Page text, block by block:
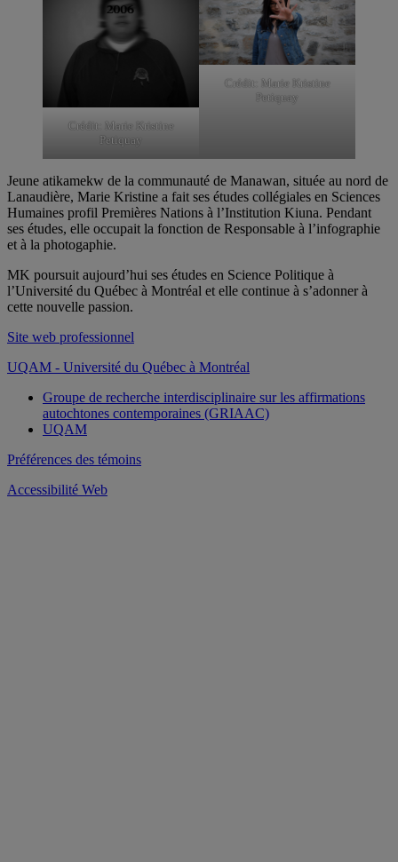
Crédit: Marie Kristine
Petiquay
Crédit: Marie Kristine
Petiquay
Jeune atikamekw de la communauté de Manawan, située au nord de
Lanaudière, Marie Kristine a fait ses études collégiales en Sciences
Humaines profil Premières Nations à l’Institution Kiuna. Pendant
ses études, elle occupait la fonction de Responsable à l’infographie
et à la photogaphie.
MK poursuit aujourd’hui ses études en Science Politique à
l’Université du Québec à Montréal et elle continue à s’adonner à
cette nouvelle passion.
Site web professionnel
UQAM - Université du Québec à Montréal
Groupe de recherche interdisciplinaire sur les affirmations
autochtones contemporaines (GRIAAC)
UQAM
Préférences des témoins
Accessibilité Web